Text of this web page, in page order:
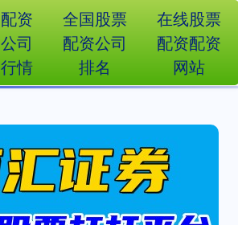
配资
公司
行情
全国股票
配资公司
排名
在线股票
配资配资
网站